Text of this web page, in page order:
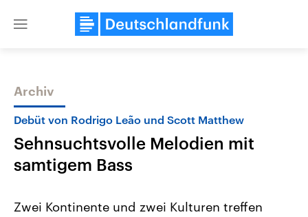
Close
Themen
Archiv
Debüt von Rodrigo Leão und Scott Matthew
Sehnsuchtsvolle Melodien mit
samtigem Bass
Zwei Kontinente und zwei Kulturen treffen